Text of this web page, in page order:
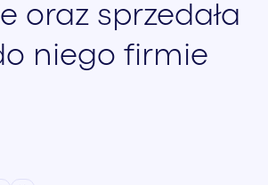
oraz sprzedała
niego firmie